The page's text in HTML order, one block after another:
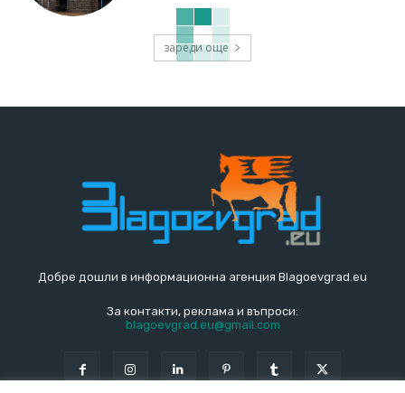
зареди още
Добре дошли в информационна агенция Blagoevgrad.eu
За контакти, реклама и въпроси:
blagoevgrad.eu@gmail.com